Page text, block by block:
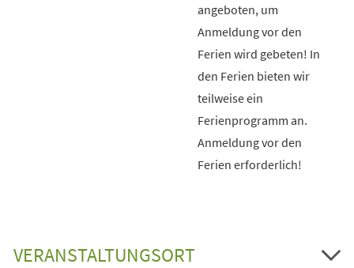
angeboten, um
Anmeldung vor den
Ferien wird gebeten! In
den Ferien bieten wir
teilweise ein
Ferienprogramm an.
Anmeldung vor den
Ferien erforderlich!
VERANSTALTUNGSORT